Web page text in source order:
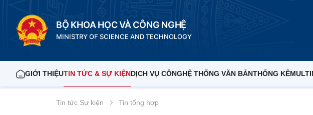
BỘ KHOA HỌC VÀ CÔNG NGHỆ
MINISTRY OF SCIENCE AND TECHNOLOGY
GIỚI THIỆUTIN TỨC & SỰ KIỆNDỊCH VỤ CÔNGHỆ THỐNG VĂN BẢNTHỐNG KÊ
Tin tức Sự kiện Tin tổng hợp